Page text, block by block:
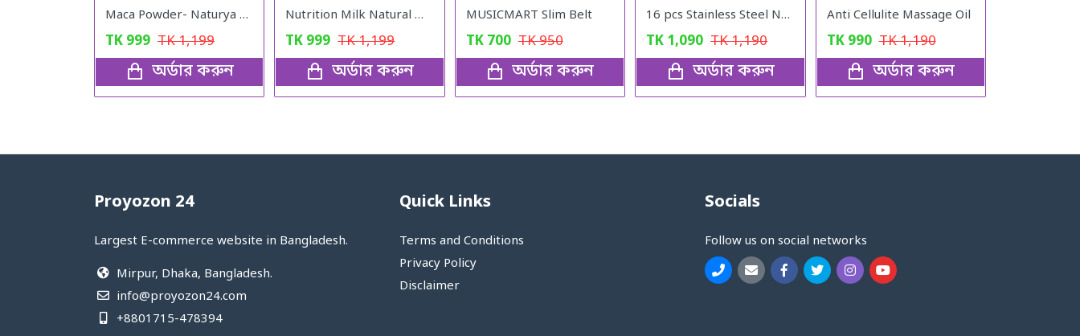
Maca Powder- Naturya Organic
TK 999 TK1,199
অর্ডার করুন
Nutrition Milk Natural Weight Gain Formula
TK 999 TK1,199
অর্ডার করুন
MUSICMART Slim Belt
TK 700 TK950
অর্ডার করুন
16 pcs Stainless Steel Nail Cutter Clipper Tool Box Set For Personal Care Manicure Set
TK 1,090 TK1,190
অর্ডার করুন
Anti Cellulite Massage Oil
TK 990 TK1,190
অর্ডার করুন
Proyozon 24
Largest E-commerce website in Bangladesh.
Mirpur, Dhaka, Bangladesh.
info@proyozon24.com
+8801715-478394
Quick Links
Terms and Conditions
Privacy Policy
Disclaimer
Socials
Follow us on social networks